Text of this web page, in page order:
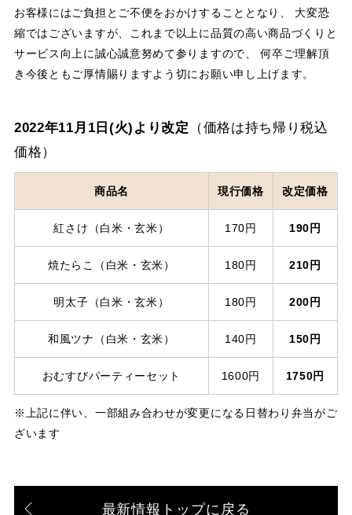
お客様にはご負担とご不便をおかけすることとなり、
大変恐
縮ではございますが、これまで以上に品質の高い商品づくりと
サービス向上に誠心誠意努めて参りますので、
何卒ご理解頂
き今後ともご厚情賜りますよう切にお願い申し上げます。
2022年11月1日(火)より改定 （価格は持ち帰り税込
価格）
商品名 現行価格 改定価格
紅さけ（白米・玄米） 170円 190円
焼たらこ（白米・玄米） 180円 210円
明太子（白米・玄米） 180円 200円
和風ツナ（白米・玄米） 140円 150円
おむすびパーティーセット 1600円 1750円
※上記に伴い、一部組み合わせが変更になる日替わり弁当がご
ざいます
最新情報トップに戻る